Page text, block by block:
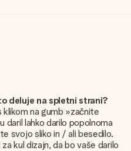
deluje na spletni strani?
na gumb »začnite
daril lahko darilo popolnoma
svojo sliko in / ali besedilo.
kul dizajn, da bo vaše darilo